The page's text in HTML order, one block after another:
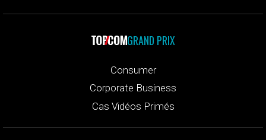
GRAND PRIX
Consumer
Corporate Business
Cas Vidéos Primés